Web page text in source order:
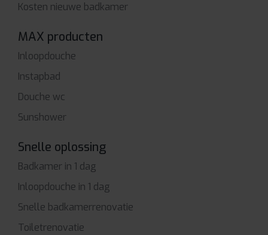
Kosten nieuwe badkamer
MAX producten
Inloopdouche
Instapbad
Douche wc
Sunshower
Snelle oplossing
Badkamer in 1 dag
Inloopdouche in 1 dag
Snelle badkamerrenovatie
Toiletrenovatie